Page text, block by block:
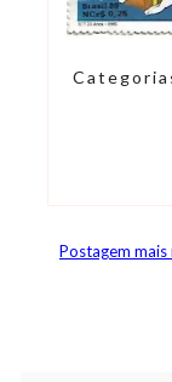
Postagem mais